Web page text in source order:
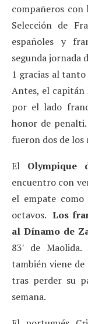
compañeros
Selección de
españoles y
segunda jornada
1 gracias al
Antes, el capitán
por el lado
honor de
fueron dos de los
El Olympique
encuentro con
el empate
octavos. Los
al Dínamo de
83′ de
también viene
tras perder su
semana.